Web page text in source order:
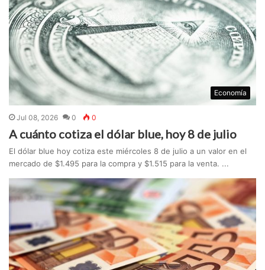
Economía
Jul 08, 2026 0 0
A cuánto cotiza el dólar blue, hoy 8 de julio
El dólar blue hoy cotiza este miércoles 8 de julio a un valor en el
mercado de $1.495 para la compra y $1.515 para la venta. ...